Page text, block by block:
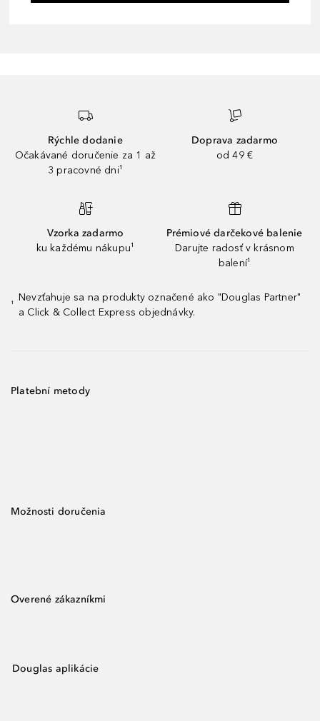
Rýchle dodanie
Očakávané doručenie za 1 až
3 pracovné dni¹
Doprava zadarmo
od 49 €
Vzorka zadarmo
ku každému nákupu¹
Prémiové darčekové balenie
Darujte radosť v krásnom
balení¹
¹
Nevzťahuje sa na produkty označené ako "Douglas Partner"
a Click & Collect Express objednávky.
Platební metody
Možnosti doručenia
Overené zákazníkmi
Douglas aplikácie